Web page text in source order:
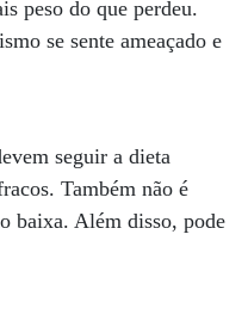
peso do que perdeu.
se sente ameaçado e
seguir a dieta
Também não é
baixa. Além disso, pode